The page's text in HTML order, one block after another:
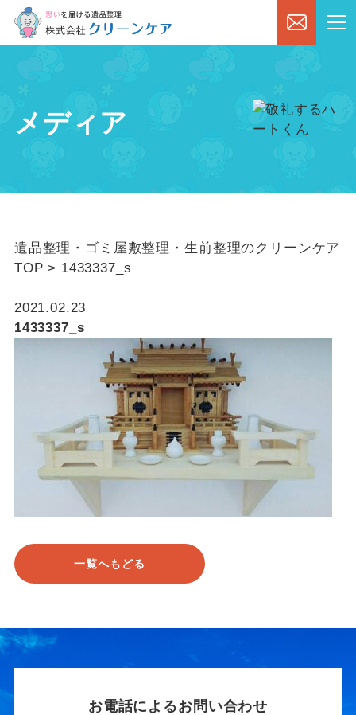
メディア
遺品整理・ゴミ屋敷整理・生前整理のクリーンケア
TOP > 1433337_s
2021.02.23
1433337_s
一覧へもどる
お電話によるお問い合わせ